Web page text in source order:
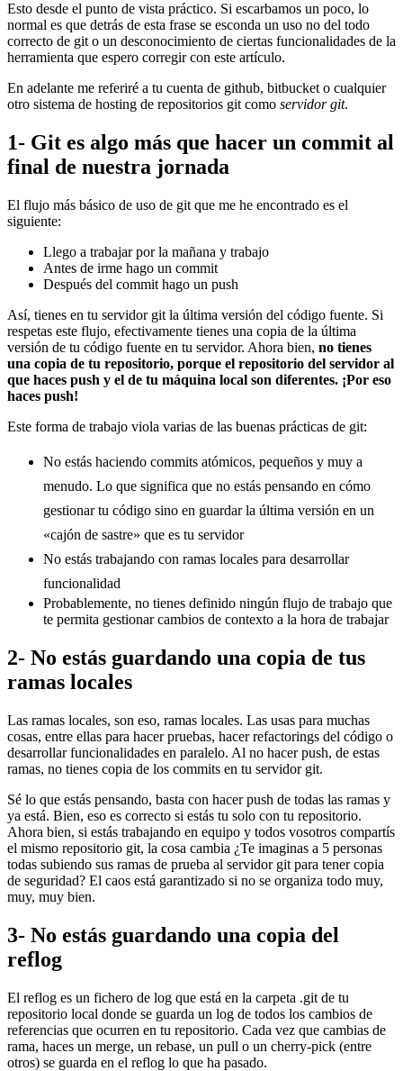
Esto desde el punto de vista práctico. Si escarbamos un poco, lo
normal es que detrás de esta frase se esconda un uso no del todo
correcto de git o un desconocimiento de ciertas funcionalidades de la
herramienta que espero corregir con este artículo.
En adelante me referiré a tu cuenta de github, bitbucket o cualquier
otro sistema de hosting de repositorios git como servidor git.
1- Git es algo más que hacer un commit al
final de nuestra jornada
El flujo más básico de uso de git que me he encontrado es el
siguiente:
Llego a trabajar por la mañana y trabajo
Antes de irme hago un commit
Después del commit hago un push
Así, tienes en tu servidor git la última versión del código fuente. Si
respetas este flujo, efectivamente tienes una copia de la última
versión de tu código fuente en tu servidor. Ahora bien, no tienes
una copia de tu repositorio, porque el repositorio del servidor al
que haces push y el de tu máquina local son diferentes. ¡Por eso
haces push!
Este forma de trabajo viola varias de las buenas prácticas de git:
No estás haciendo commits atómicos, pequeños y muy a
menudo. Lo que significa que no estás pensando en cómo
gestionar tu código sino en guardar la última versión en un
«cajón de sastre» que es tu servidor
No estás trabajando con ramas locales para desarrollar
funcionalidad
Probablemente, no tienes definido ningún flujo de trabajo que
te permita gestionar cambios de contexto a la hora de trabajar
2- No estás guardando una copia de tus
ramas locales
Las ramas locales, son eso, ramas locales. Las usas para muchas
cosas, entre ellas para hacer pruebas, hacer refactorings del código o
desarrollar funcionalidades en paralelo. Al no hacer push, de estas
ramas, no tienes copia de los commits en tu servidor git.
Sé lo que estás pensando, basta con hacer push de todas las ramas y
ya está. Bien, eso es correcto si estás tu solo con tu repositorio.
Ahora bien, si estás trabajando en equipo y todos vosotros compartís
el mismo repositorio git, la cosa cambia ¿Te imaginas a 5 personas
todas subiendo sus ramas de prueba al servidor git para tener copia
de seguridad? El caos está garantizado si no se organiza todo muy,
muy, muy bien.
3- No estás guardando una copia del
reflog
El reflog es un fichero de log que está en la carpeta .git de tu
repositorio local donde se guarda un log de todos los cambios de
referencias que ocurren en tu repositorio. Cada vez que cambias de
rama, haces un merge, un rebase, un pull o un cherry-pick (entre
otros) se guarda en el reflog lo que ha pasado.